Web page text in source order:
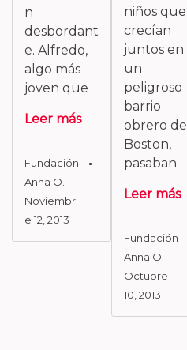
n
desbordant
e. Alfredo,
algo más
joven que
Leer más
Fundación
Anna O.
Noviembr
E 12, 2013
niños que
crecían
juntos en
un
peligroso
barrio
obrero de
Boston,
pasaban
Leer más
Fundación
Anna O.
Octubre
10, 2013